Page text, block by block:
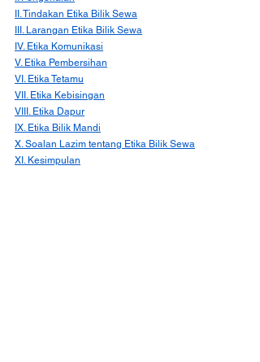
II. Tindakan Etika Bilik Sewa
III. Larangan Etika Bilik Sewa
IV. Etika Komunikasi
V. Etika Pembersihan
VI. Etika Tetamu
VII. Etika Kebisingan
VIII. Etika Dapur
IX. Etika Bilik Mandi
X. Soalan Lazim tentang Etika Bilik Sewa
XI. Kesimpulan